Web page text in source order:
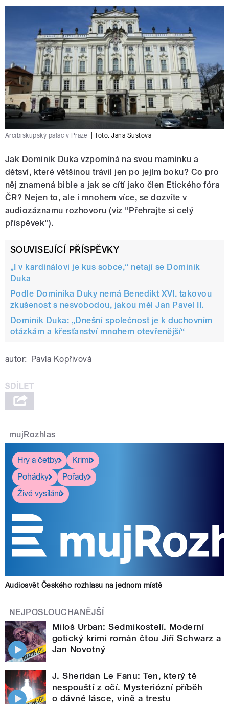
Arcibiskupský palác v Praze foto:Jana Šustová
Jak Dominik Duka vzpomíná na svou maminku a
dětsví, které většinou trávil jen po jejím boku? Co pro
něj znamená bible a jak se cítí jako člen Etického fóra
ČR? Nejen to, ale i mnohem více, se dozvíte v
audiozáznamu rozhovoru (viz "Přehrajte si celý
příspěvek").
SOUVISEJÍCÍ PŘÍSPĚVKY
„I v kardinálovi je kus sobce,“ netají se Dominik
Duka
Podle Dominika Duky nemá Benedikt XVI. takovou
zkušenost s nesvobodou, jakou měl Jan Pavel II.
Dominik Duka: „Dnešní společnost je k duchovním
otázkám a křesťanství mnohem otevřenější“
autor: Pavla Kopřivová
mujRozhlas
Hry a četby
Krimi
Pohádky
Pořady
Živé vysílání
Audiosvět Českého rozhlasu na jednom místě
NEJPOSLOUCHANĚJŠÍ
Miloš Urban: Sedmikostelí. Moderní
gotický krimi román čtou Jiří Schwarz a
Jan Novotný
J. Sheridan Le Fanu: Ten, který tě
nespouští z očí. Mysteriózní příběh
o dávné lásce, vině a trestu